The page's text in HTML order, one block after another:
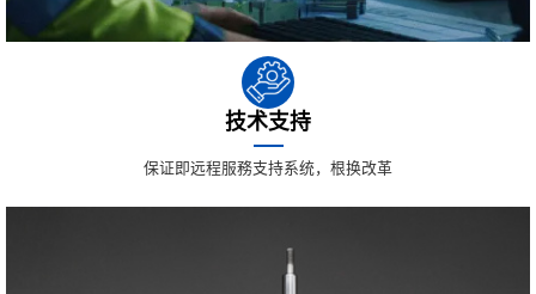
技术支持
保证即远程服務支持系统，根换改革